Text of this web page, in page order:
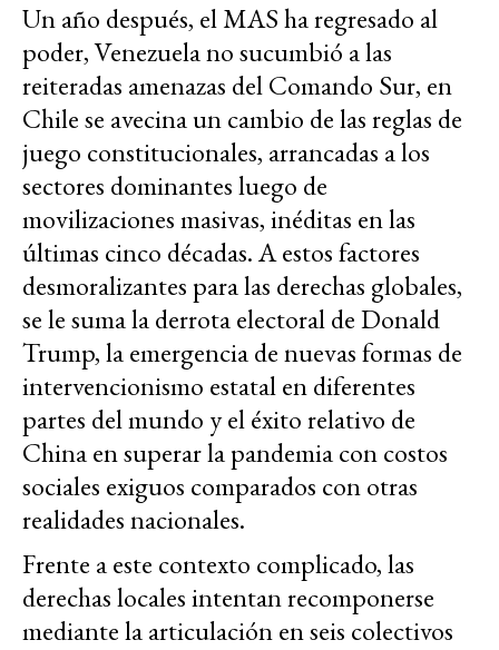
Un año después, el MAS ha regresado al
poder, Venezuela no sucumbió a las
reiteradas amenazas del Comando Sur, en
Chile se avecina un cambio de las reglas de
juego constitucionales, arrancadas a los
sectores dominantes luego de
movilizaciones masivas, inéditas en las
últimas cinco décadas. A estos factores
desmoralizantes para las derechas globales,
se le suma la derrota electoral de Donald
Trump, la emergencia de nuevas formas de
intervencionismo estatal en diferentes
partes del mundo y el éxito relativo de
China en superar la pandemia con costos
sociales exiguos comparados con otras
realidades nacionales.
Frente a este contexto complicado, las
derechas locales intentan recomponerse
mediante la articulación en seis colectivos